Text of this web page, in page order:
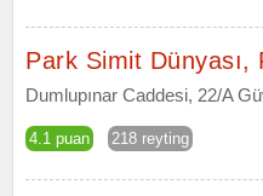
Park Simit Dünyası,
Dumlupınar Caddesi, 22/A
4.1 puan 218 reyting